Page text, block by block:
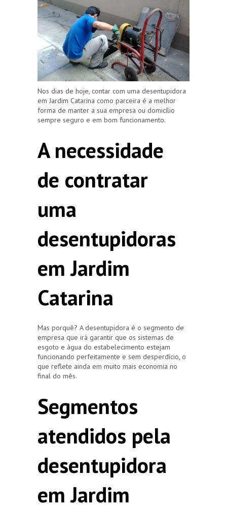
Nos dias de hoje, contar com uma desentupidora
em Jardim Catarina como parceira é a melhor
forma de manter a sua empresa ou domicílio
sempre seguro e em bom funcionamento.
A necessidade
de contratar
uma
desentupidoras
em Jardim
Catarina
Mas porquê? A desentupidora é o segmento de
empresa que irá garantir que os sistemas de
esgoto e água do estabelecimento estejam
funcionando perfeitamente e sem desperdício, o
que reflete ainda em muito mais economia no
final do mês.
Segmentos
atendidos pela
desentupidora
em Jardim